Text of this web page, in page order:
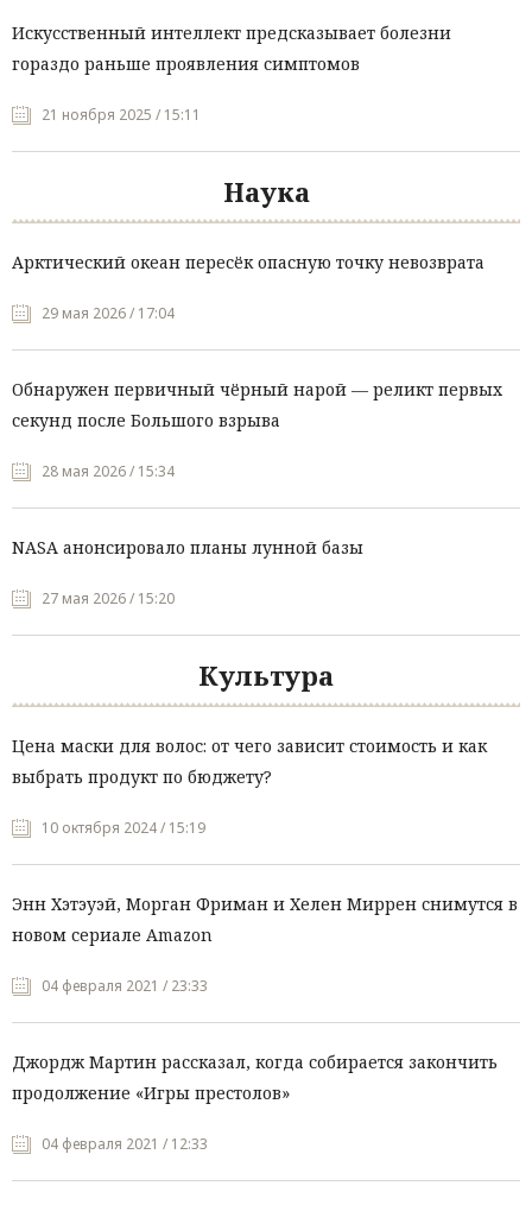
Искусственный интеллект предсказывает болезни
гораздо раньше проявления симптомов
21 ноября 2025 / 15:11
Наука
Арктический океан пересёк опасную точку невозврата
29 мая 2026 / 17:04
Обнаружен первичный чёрный нарой — реликт первых
секунд после Большого взрыва
28 мая 2026 / 15:34
NASA анонсировало планы лунной базы
27 мая 2026 / 15:20
Культура
Цена маски для волос: от чего зависит стоимость и как
выбрать продукт по бюджету?
10 октября 2024 / 15:19
Энн Хэтэуэй, Морган Фриман и Хелен Миррен снимутся в
новом сериале Amazon
04 февраля 2021 / 23:33
Джордж Мартин рассказал, когда собирается закончить
продолжение «Игры престолов»
04 февраля 2021 / 12:33